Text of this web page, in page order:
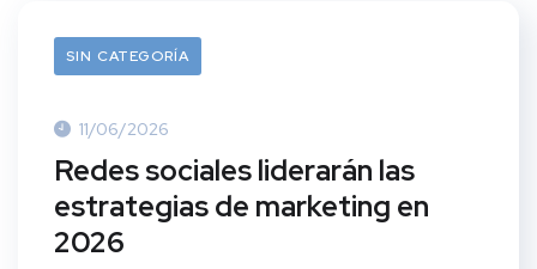
SIN CATEGORÍA
11/06/2026
Redes sociales liderarán las
estrategias de marketing en
2026